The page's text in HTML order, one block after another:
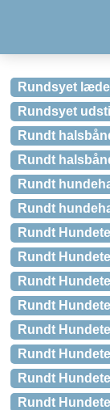
Rundsyet
Rundsyet
Rundt
Rundt
Rundt
Rundt
Rundt
Rundt
Rundt
Rundt
Rundt
Rundt
Rundt
Rundt